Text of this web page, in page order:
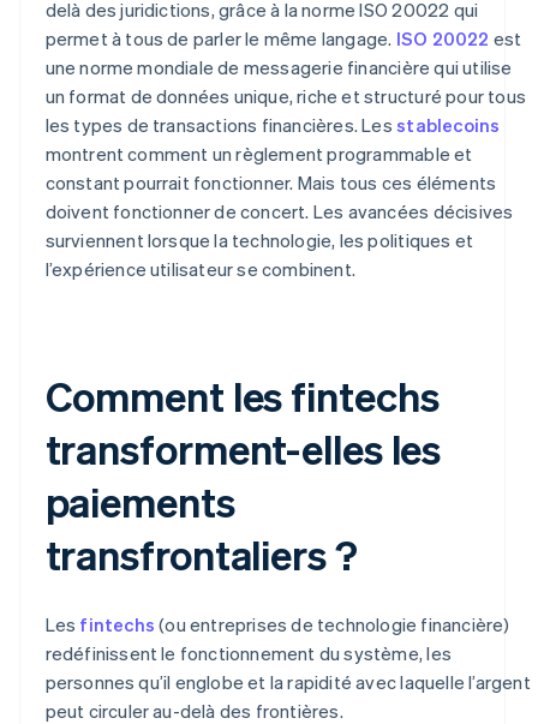
delà des juridictions, grâce à la norme ISO 20022 qui
permet à tous de parler le même langage. ISO 20022 est
une norme mondiale de messagerie financière qui utilise
un format de données unique, riche et structuré pour tous
les types de transactions financières. Lesstablecoins
montrent comment un règlement programmable et
constant pourrait fonctionner. Mais tous ces éléments
doivent fonctionner de concert. Les avancées décisives
surviennent lorsque la technologie, les politiques et
l’expérience utilisateur se combinent.
Comment les fintechs
transforment-elles les
paiements
transfrontaliers ?
Les fintechs (ou entreprises de technologie financière)
redéfinissent le fonctionnement du système, les
personnes qu’il englobe et la rapidité avec laquelle l’argent
peut circuler au-delà des frontières.